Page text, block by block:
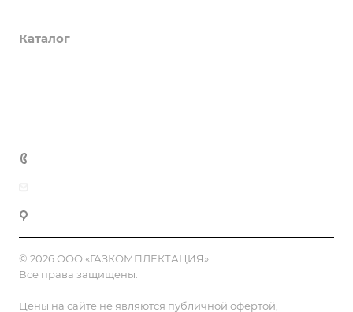
Каталог
© 2026 ООО «ГАЗКОМПЛЕКТАЦИЯ»
Все права защищены.
Цены на сайте не являются публичной офертой,